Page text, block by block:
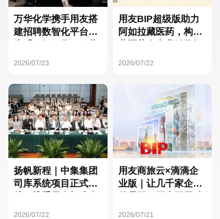
万华化学携手用友搭
建招聘数智化平台，
2026/07/23
用友BIP超级版助力
阿如拉藏医药，构建
2026/07/22
扬帆新程｜中集集团
司库系统项目正式启
2026/07/22
用友商旅云×滴滴企
业版｜让几千家企业
2026/07/21